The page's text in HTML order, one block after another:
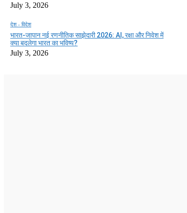
July 3, 2026
देश - विदेश
भारत-जापान नई रणनीतिक साझेदारी 2026: AI, रक्षा और निवेश में
क्या बदलेगा भारत का भविष्य?
July 3, 2026